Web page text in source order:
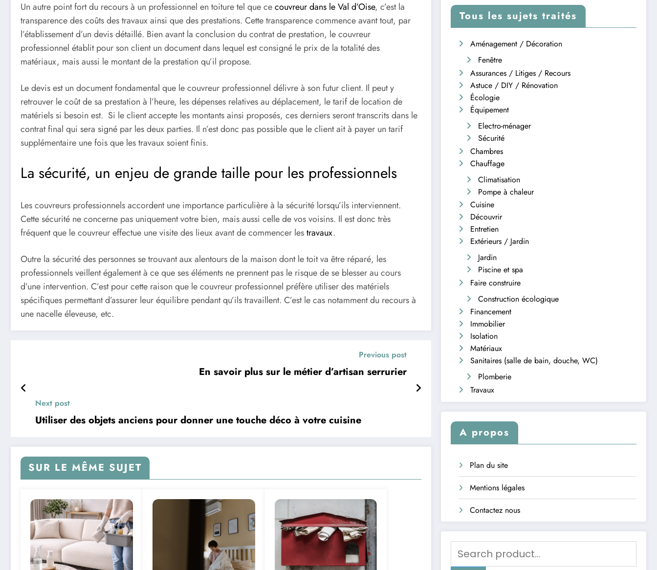
Un autre point fort du recours à un professionnel en toiture tel que cecouvreur dans le Val d’Oise, c’est la
transparence des coûts des travaux ainsi que des prestations. Cette transparence commence avant tout, par
l’établissement d’un devis détaillé. Bien avant la conclusion du contrat de prestation, le couvreur
professionnel établit pour son client un document dans lequel est consigné le prix de la totalité des
matériaux, mais aussi le montant de la prestation qu’il propose.
Le devis est un document fondamental que le couvreur professionnel délivre à son futur client. Il peut y
retrouver le coût de sa prestation à l’heure, les dépenses relatives au déplacement, le tarif de location de
matériels si besoin est. Si le client accepte les montants ainsi proposés, ces derniers seront transcrits dans le
contrat final qui sera signé par les deux parties. Il n’est donc pas possible que le client ait à payer un tarif
supplémentaire une fois que les travaux soient finis.
La sécurité, un enjeu de grande taille pour les professionnels
Les couvreurs professionnels accordent une importance particulière à la sécurité lorsqu’ils interviennent.
Cette sécurité ne concerne pas uniquement votre bien, mais aussi celle de vos voisins. Il est donc très
fréquent que le couvreur effectue une visite des lieux avant de commencer lestravaux.
Outre la sécurité des personnes se trouvant aux alentours de la maison dont le toit va être réparé, les
professionnels veillent également à ce que ses éléments ne prennent pas le risque de se blesser au cours
d’une intervention. C’est pour cette raison que le couvreur professionnel préfère utiliser des matériels
spécifiques permettant d’assurer leur équilibre pendant qu’ils travaillent. C’est le cas notamment du recours à
une nacelle éleveuse, etc.
Previous post
En savoir plus sur le métier d’artisan serrurier
Next post
Utiliser des objets anciens pour donner une touche déco à votre cuisine
SUR LE MÊME SUJET
Tous les sujets traités
Aménagement / Décoration
Fenêtre
Assurances / Litiges / Recours
Astuce / DIY / Rénovation
Écologie
Équipement
Electro-ménager
Sécurité
Chambres
Chauffage
Climatisation
Pompe à chaleur
Cuisine
Découvrir
Entretien
Extérieurs / Jardin
Jardin
Piscine et spa
Faire construire
Construction écologique
Financement
Immobilier
Isolation
Matériaux
Sanitaires (salle de bain, douche, WC)
Plomberie
Travaux
A propos
Plan du site
Mentions légales
Contactez nous